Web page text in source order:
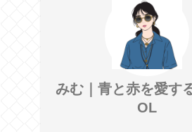
みむ｜青と赤を愛す
OL